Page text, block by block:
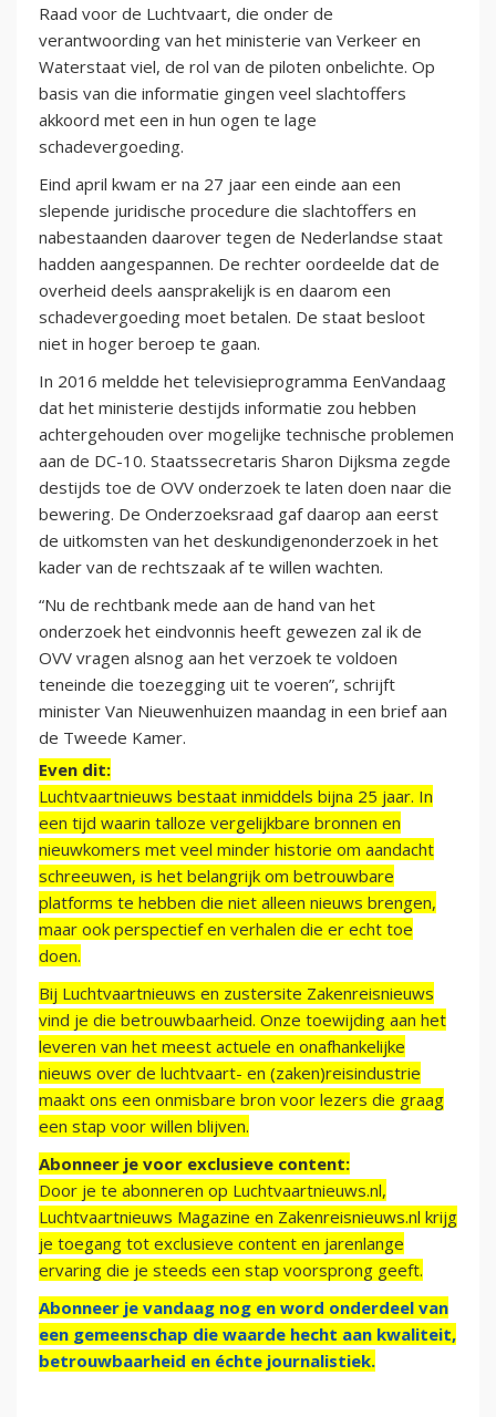
Raad voor de Luchtvaart, die onder de
verantwoording van het ministerie van Verkeer en
Waterstaat viel, de rol van de piloten onbelichte. Op
basis van die informatie gingen veel slachtoffers
akkoord met een in hun ogen te lage
schadevergoeding.
Eind april kwam er na 27 jaar een einde aan een
slepende juridische procedure die slachtoffers en
nabestaanden daarover tegen de Nederlandse staat
hadden aangespannen. De rechter oordeelde dat de
overheid deels aansprakelijk is en daarom een
schadevergoeding moet betalen. De staat besloot
niet in hoger beroep te gaan.
In 2016 meldde het televisieprogramma EenVandaag
dat het ministerie destijds informatie zou hebben
achtergehouden over mogelijke technische problemen
aan de DC-10. Staatssecretaris Sharon Dijksma zegde
destijds toe de OVV onderzoek te laten doen naar die
bewering. De Onderzoeksraad gaf daarop aan eerst
de uitkomsten van het deskundigenonderzoek in het
kader van de rechtszaak af te willen wachten.
“Nu de rechtbank mede aan de hand van het
onderzoek het eindvonnis heeft gewezen zal ik de
OVV vragen alsnog aan het verzoek te voldoen
teneinde die toezegging uit te voeren”, schrijft
minister Van Nieuwenhuizen maandag in een brief aan
de Tweede Kamer.
Even dit:
Luchtvaartnieuws bestaat inmiddels bijna 25 jaar. In
een tijd waarin talloze vergelijkbare bronnen en
nieuwkomers met veel minder historie om aandacht
schreeuwen, is het belangrijk om betrouwbare
platforms te hebben die niet alleen nieuws brengen,
maar ook perspectief en verhalen die er echt toe
doen.
Bij Luchtvaartnieuws en zustersite Zakenreisnieuws
vind je die betrouwbaarheid. Onze toewijding aan het
leveren van het meest actuele en onafhankelijke
nieuws over de luchtvaart- en (zaken)reisindustrie
maakt ons een onmisbare bron voor lezers die graag
een stap voor willen blijven.
Abonneer je voor exclusieve content:
Door je te abonneren op Luchtvaartnieuws.nl,
Luchtvaartnieuws Magazine en Zakenreisnieuws.nl krijg
je toegang tot exclusieve content en jarenlange
ervaring die je steeds een stap voorsprong geeft.
Abonneer je vandaag nog en word onderdeel van
een gemeenschap die waarde hecht aan kwaliteit,
betrouwbaarheid en échte journalistiek.